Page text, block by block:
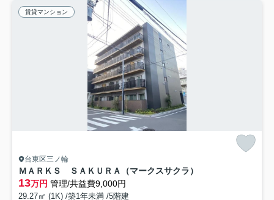
賃貸マンション
台東区三ノ輪
ＭＡＲＫＳ ＳＡＫＵＲＡ（マークスサクラ）
13万円 管理/共益費9,000円
29.27㎡ (1K) /築1年未満 /5階建